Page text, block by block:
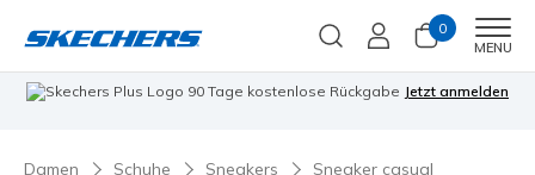
0
MENU
90 Tage kostenlose Rückgabe Jetzt anmelden
Damen Schuhe Sneakers Sneaker casual